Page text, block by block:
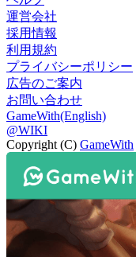
運営会社
採用情報
利用規約
プライバシーポリシー
広告のご案内
お問い合わせ
GameWith(English)
@WIKI
Copyright (C) GameWith